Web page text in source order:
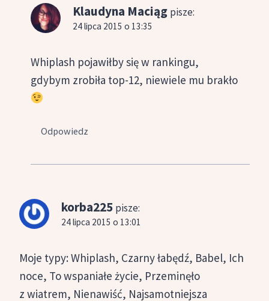
Klaudyna Maciąg pisze:
24 lipca 2015 o 13:35
Whiplash pojawiłby się w rankingu,
gdybym zrobiła top-12, niewiele mu brakło
Odpowiedz
korba225 pisze:
24 lipca 2015 o 13:01
Moje typy: Whiplash, Czarny łabędź, Babel, Ich
noce, To wspaniałe życie, Przeminęło
z wiatrem, Nienawiść, Najsamotniejsza